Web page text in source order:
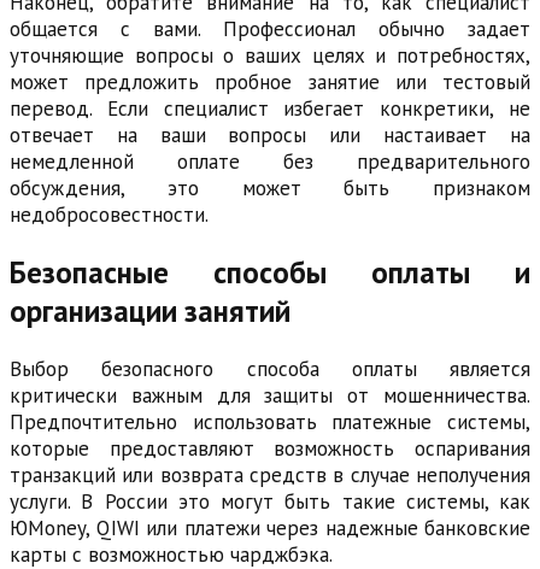
общается с вами. Профессионал обычно задает
уточняющие вопросы о ваших целях и потребностях,
может предложить пробное занятие или тестовый
перевод. Если специалист избегает конкретики, не
отвечает на ваши вопросы или настаивает на
немедленной оплате без предварительного
обсуждения, это может быть признаком
недобросовестности.
Безопасные способы оплаты и
организации занятий
Выбор безопасного способа оплаты является
критически важным для защиты от мошенничества.
Предпочтительно использовать платежные системы,
которые предоставляют возможность оспаривания
транзакций или возврата средств в случае неполучения
услуги. В России это могут быть такие системы, как
ЮMoney, QIWI или платежи через надежные банковские
карты с возможностью чарджбэка.